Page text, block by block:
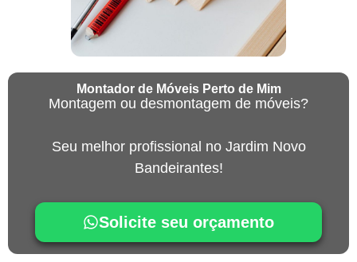
Montador de Móveis Perto de Mim
Montagem ou desmontagem de móveis?
Seu melhor profissional no Jardim Novo
Bandeirantes!
Solicite seu orçamento